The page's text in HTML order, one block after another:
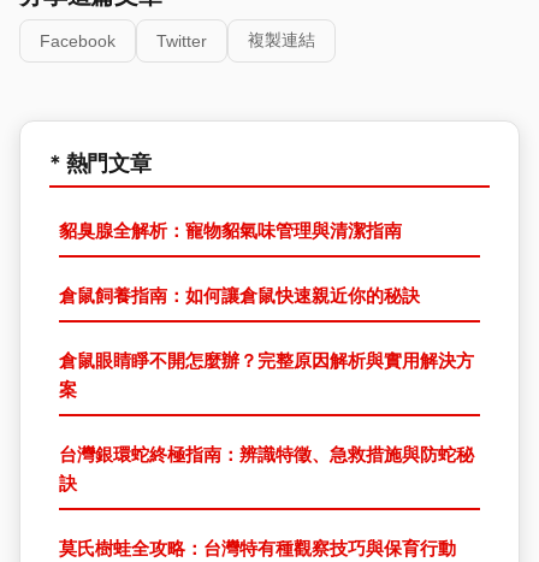
Facebook Twitter 複製連結
* 熱門文章
貂臭腺全解析：寵物貂氣味管理與清潔指南
倉鼠飼養指南：如何讓倉鼠快速親近你的秘訣
倉鼠眼睛睜不開怎麼辦？完整原因解析與實用解決方
案
台灣銀環蛇終極指南：辨識特徵、急救措施與防蛇秘
訣
莫氏樹蛙全攻略：台灣特有種觀察技巧與保育行動